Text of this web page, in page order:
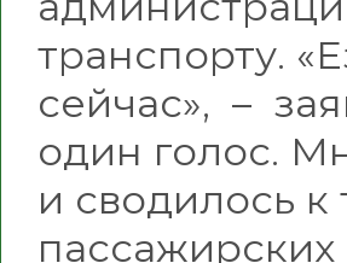
транспорту.
сейчас», –
один голос.
и сводилось
пассажирских